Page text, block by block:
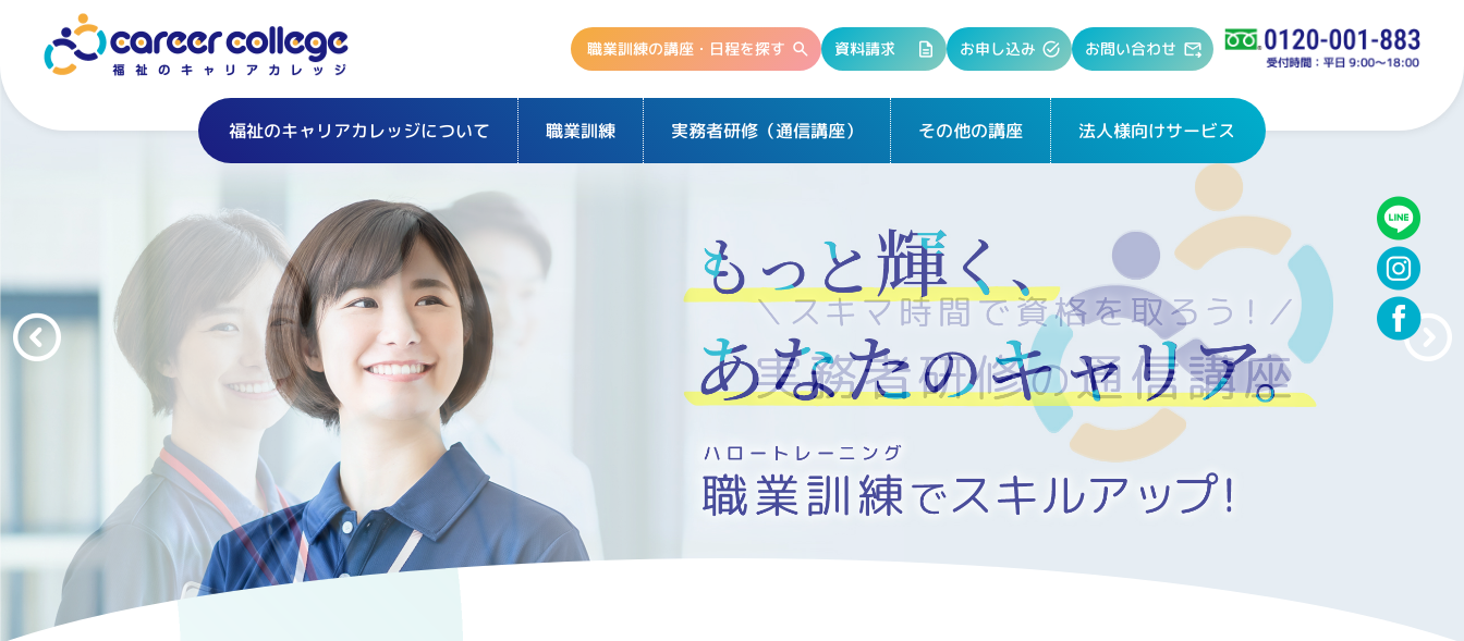
職業訓練の講座・日程を探す 資料請求 お申し込み お問い合わせ
福祉のキャリアカレッジについて 職業訓練 実務者研修（通信講座） その他の講座 法人様向けサービス